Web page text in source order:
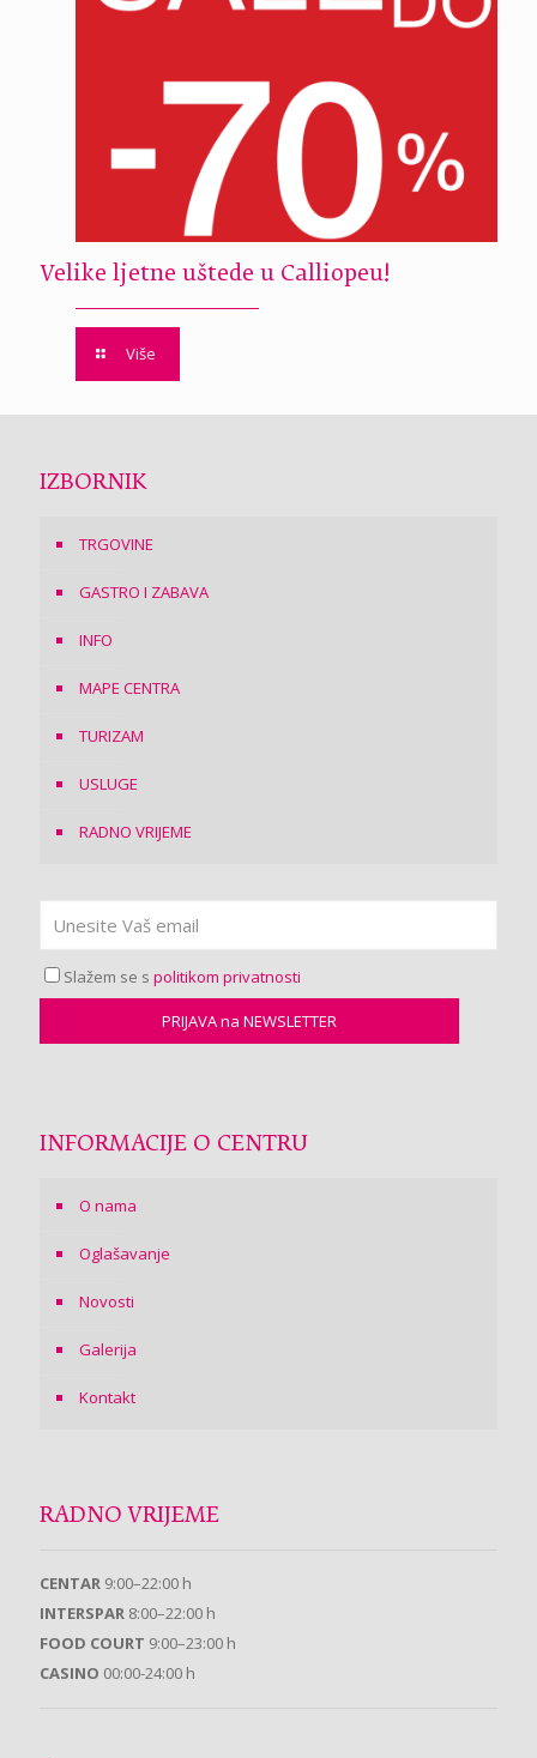
Velike ljetne uštede u Calliopeu!
Više
IZBORNIK
TRGOVINE
GASTRO I ZABAVA
INFO
MAPE CENTRA
TURIZAM
USLUGE
RADNO VRIJEME
Slažem se s politikom privatnosti
INFORMACIJE O CENTRU
O nama
Oglašavanje
Novosti
Galerija
Kontakt
RADNO VRIJEME
CENTAR 9:00–22:00 h
INTERSPAR 8:00–22:00 h
FOOD COURT 9:00–23:00 h
CASINO 00:00-24:00 h